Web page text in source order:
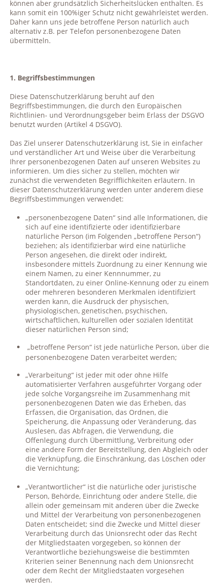
können aber grundsätzlich Sicherheitslücken enthalten. Es
kann somit ein 100%iger Schutz nicht gewährleistet werden.
Daher kann uns jede betroffene Person natürlich auch
alternativ z.B. per Telefon personenbezogene Daten
übermitteln.
1. Begriffsbestimmungen
Diese Datenschutzerklärung beruht auf den
Begriffsbestimmungen, die durch den Europäischen
Richtlinien- und Verordnungsgeber beim Erlass der DSGVO
benutzt wurden (Artikel 4 DSGVO).
Das Ziel unserer Datenschutzerklärung ist, Sie in einfacher
und verständlicher Art und Weise über die Verarbeitung
Ihrer personenbezogenen Daten auf unseren Websites zu
informieren. Um dies sicher zu stellen, möchten wir
zunächst die verwendeten Begrifflichkeiten erläutern. In
dieser Datenschutzerklärung werden unter anderem diese
Begriffsbestimmungen verwendet:
„personenbezogene Daten“ sind alle Informationen, die
sich auf eine identifizierte oder identifizierbare
natürliche Person (im Folgenden „betroffene Person“)
beziehen; als identifizierbar wird eine natürliche
Person angesehen, die direkt oder indirekt,
insbesondere mittels Zuordnung zu einer Kennung wie
einem Namen, zu einer Kennnummer, zu
Standortdaten, zu einer Online-Kennung oder zu einem
oder mehreren besonderen Merkmalen identifiziert
werden kann, die Ausdruck der physischen,
physiologischen, genetischen, psychischen,
wirtschaftlichen, kulturellen oder sozialen Identität
dieser natürlichen Person sind;
„betroffene Person“ ist jede natürliche Person, über die
personenbezogene Daten verarbeitet werden;
„Verarbeitung“ ist jeder mit oder ohne Hilfe
automatisierter Verfahren ausgeführter Vorgang oder
jede solche Vorgangsreihe im Zusammenhang mit
personenbezogenen Daten wie das Erheben, das
Erfassen, die Organisation, das Ordnen, die
Speicherung, die Anpassung oder Veränderung, das
Auslesen, das Abfragen, die Verwendung, die
Offenlegung durch Übermittlung, Verbreitung oder
eine andere Form der Bereitstellung, den Abgleich oder
die Verknüpfung, die Einschränkung, das Löschen oder
die Vernichtung;
„Verantwortlicher“ ist die natürliche oder juristische
Person, Behörde, Einrichtung oder andere Stelle, die
allein oder gemeinsam mit anderen über die Zwecke
und Mittel der Verarbeitung von personenbezogenen
Daten entscheidet; sind die Zwecke und Mittel dieser
Verarbeitung durch das Unionsrecht oder das Recht
der Mitgliedstaaten vorgegeben, so können der
Verantwortliche beziehungsweise die bestimmten
Kriterien seiner Benennung nach dem Unionsrecht
oder dem Recht der Mitgliedstaaten vorgesehen
werden.